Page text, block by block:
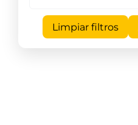
Limpiar filtros